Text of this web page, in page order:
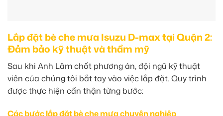
Lắp đặt bè che mưa Isuzu D-max tại Quận 2:
Đảm bảo kỹ thuật và thẩm mỹ
Sau khi Anh Lâm chốt phương án, đội ngũ kỹ thuật
viên của chúng tôi bắt tay vào việc lắp đặt. Quy trình
được thực hiện cẩn thận từng bước:
Các bước lắp đặt bè che mưa chuyên nghiệp